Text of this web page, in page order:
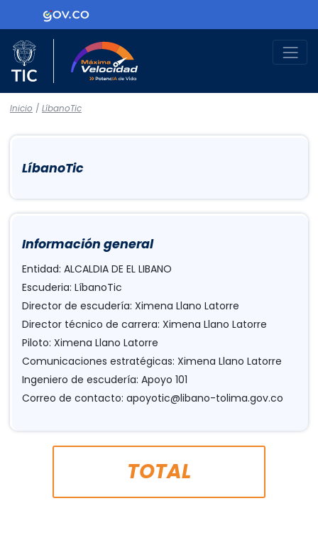
Logo Gobierno de Colombia
Logo del Ministerio TIC
Inicio / LíbanoTic
LíbanoTic
Información general
Entidad: ALCALDIA DE EL LIBANO
Escuderia: LíbanoTic
Director de escudería: Ximena Llano Latorre
Director técnico de carrera: Ximena Llano Latorre
Piloto: Ximena Llano Latorre
Comunicaciones estratégicas: Ximena Llano Latorre
Ingeniero de escudería: Apoyo 101
Correo de contacto: apoyotic@libano-tolima.gov.co
TOTAL